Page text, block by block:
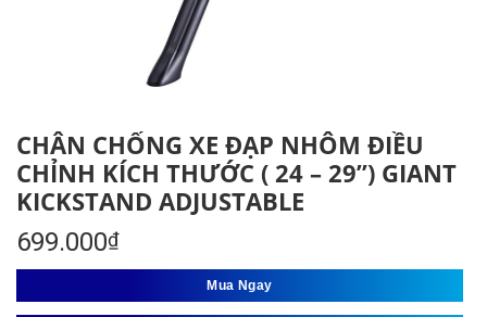
CHÂN CHỐNG XE ĐẠP NHÔM ĐIỀU
CHỈNH KÍCH THƯỚC ( 24 – 29”) GIANT
KICKSTAND ADJUSTABLE
699.000₫
Mua Ngay